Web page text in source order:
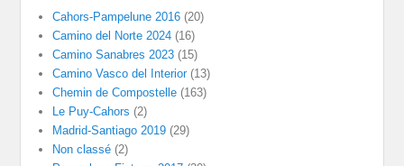
Cahors-Pampelune 2016 (20)
Camino del Norte 2024 (16)
Camino Sanabres 2023 (15)
Camino Vasco del Interior(13)
Chemin de Compostelle (163)
Le Puy-Cahors (2)
Madrid-Santiago 2019 (29)
Non classé (2)